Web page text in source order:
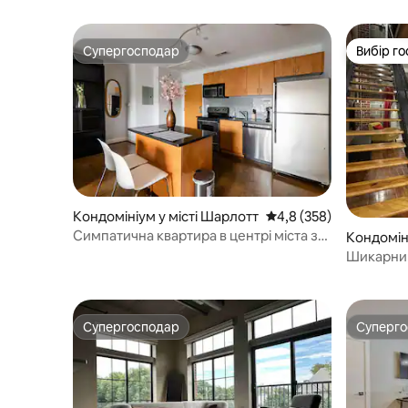
Супергосподар
Супергосподар
Кондомініум у місті Шарлотт Середня оцінка: 4,8 з
4,8 (358)
Симпатична квартира в центрі міста з
Вибір
Вибір
тт
Супергосподар
Супергосподар